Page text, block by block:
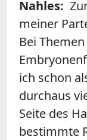
Nahles:
meiner
Bei
ich schon
durchaus
Seite des
bestimmte